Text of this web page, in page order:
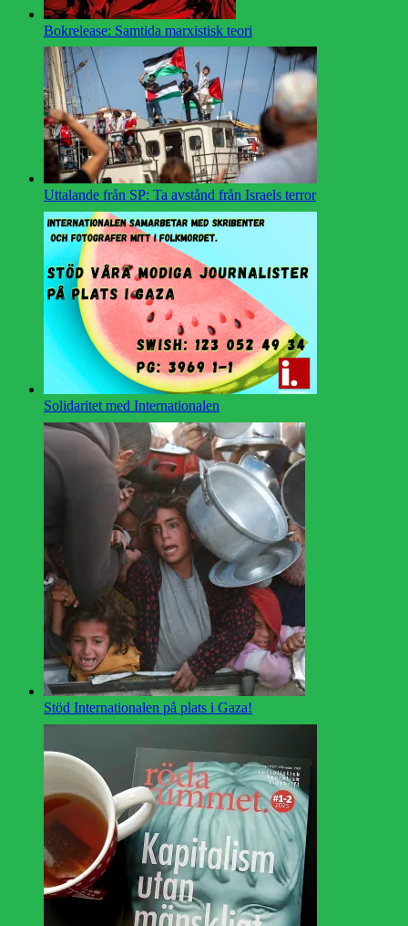
Bokrelease: Samtida marxistisk teori
Uttalande från SP: Ta avstånd från Israels terror
Solidaritet med Internationalen
Stöd Internationalen på plats i Gaza!